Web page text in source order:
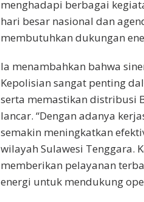
menghadapi berbagai
hari besar nasional dan
membutuhkan dukungan
Ia menambahkan bahwa
Kepolisian sangat penting
serta memastikan distribusi
lancar. “Dengan adanya
semakin meningkatkan
wilayah Sulawesi Tenggara.
memberikan pelayanan
energi untuk mendukung